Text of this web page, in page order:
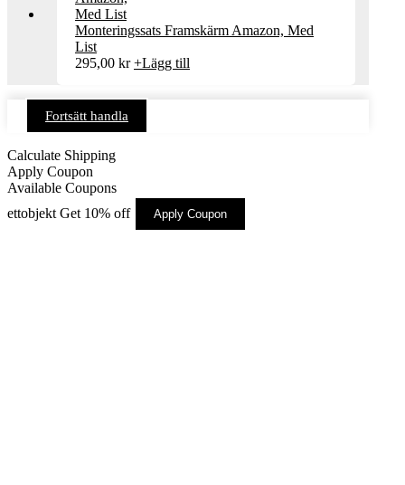
Monteringssats Framskärm Amazon, Med
List
295,00 kr +Lägg till
Fortsätt handla
Calculate Shipping
Apply Coupon
Available Coupons
ettobjekt Get 10% off Apply Coupon